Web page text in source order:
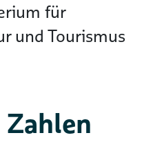
für
und Tourismus